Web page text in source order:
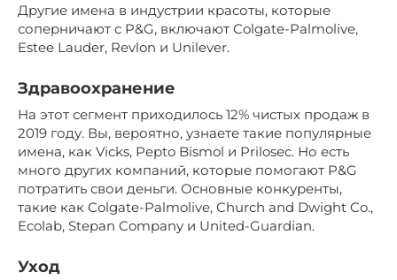
Другие имена в индустрии красоты, которые
соперничают с P&G, включают Colgate-Palmolive,
Estee Lauder, Revlon и Unilever.
Здравоохранение
На этот сегмент приходилось 12% чистых продаж в
2019 году. Вы, вероятно, узнаете такие популярные
имена, как Vicks, Pepto Bismol и Prilosec. Но есть
много других компаний, которые помогают P&G
потратить свои деньги. Основные конкуренты,
такие как Colgate-Palmolive, Church and Dwight Co.,
Ecolab, Stepan Company и United-Guardian.
Уход